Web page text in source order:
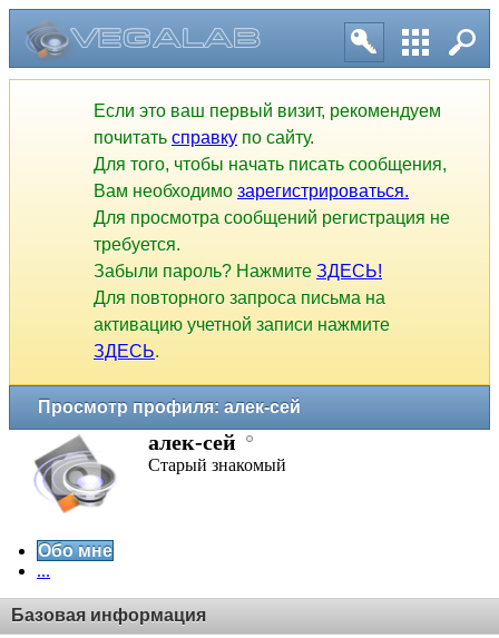
Если это ваш первый визит, рекомендуем
почитать справку по сайту.
Для того, чтобы начать писать сообщения,
Вам необходимо зарегистрироваться.
Для просмотра сообщений регистрация не
требуется.
Забыли пароль? Нажмите ЗДЕСЬ!
Для повторного запроса письма на
активацию учетной записи нажмите
ЗДЕСЬ.
Просмотр профиля: алек-сей
алек-сей
Старый знакомый
Обо мне
...
Базовая информация